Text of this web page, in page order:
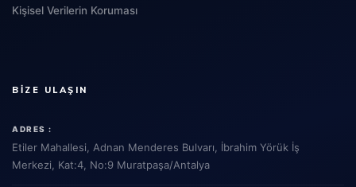
Kişisel Verilerin Koruması
BIZE ULAŞIN
ADRES :
Etiler Mahallesi, Adnan Menderes Bulvarı, İbrahim Yörük İş
Merkezi, Kat:4, No:9 Muratpaşa/Antalya